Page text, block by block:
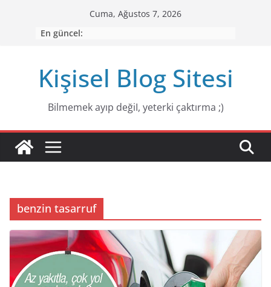
Cuma, Ağustos 7, 2026
En güncel:
Kişisel Blog Sitesi
Bilmemek ayıp değiI, yeterki çaktırma ;)
benzin tasarruf